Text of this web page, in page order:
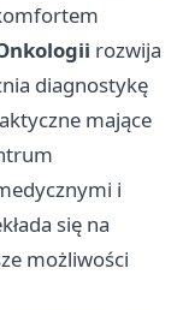
rozwija
diagnostykę
mające
i
się na
możliwości